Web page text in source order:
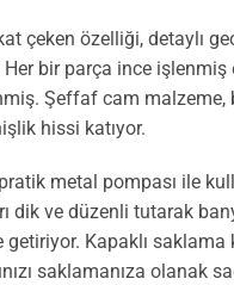
çeken özelliği, detaylı
bir parça ince işlenmiş
Şeffaf cam malzeme,
hissi katıyor.
metal pompası ile
dik ve düzenli tutarak
Kapaklı saklama
saklamanıza olanak